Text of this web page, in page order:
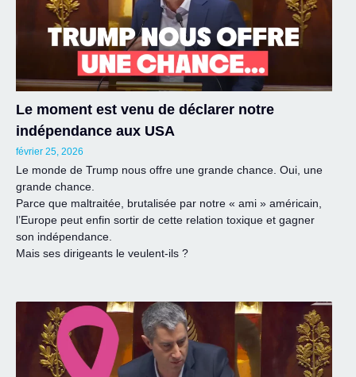
Le moment est venu de déclarer notre
indépendance aux USA
février 25, 2026
Le monde de Trump nous offre une grande chance. Oui, une
grande chance.
Parce que maltraitée, brutalisée par notre « ami » américain,
l’Europe peut enfin sortir de cette relation toxique et gagner
son indépendance.
Mais ses dirigeants le veulent-ils ?